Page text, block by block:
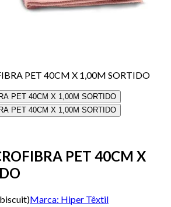
PET 40CM X
)Marca: Hiper Têxtil